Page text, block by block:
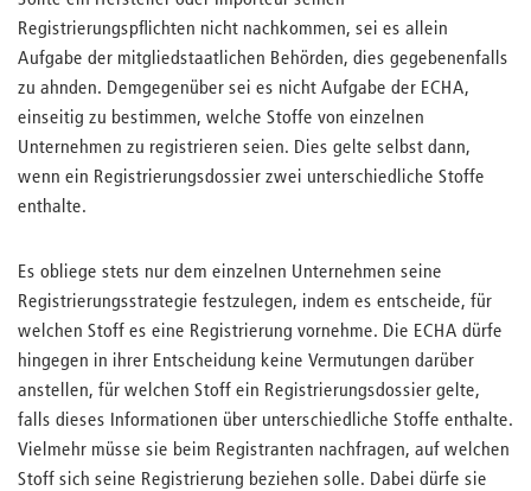
Registrierungspflichten nicht nachkommen, sei es allein
Aufgabe der mitgliedstaatlichen Behörden, dies gegebenenfalls
zu ahnden. Demgegenüber sei es nicht Aufgabe der ECHA,
einseitig zu bestimmen, welche Stoffe von einzelnen
Unternehmen zu registrieren seien. Dies gelte selbst dann,
wenn ein Registrierungsdossier zwei unterschiedliche Stoffe
enthalte.
Es obliege stets nur dem einzelnen Unternehmen seine
Registrierungsstrategie festzulegen, indem es entscheide, für
welchen Stoff es eine Registrierung vornehme. Die ECHA dürfe
hingegen in ihrer Entscheidung keine Vermutungen darüber
anstellen, für welchen Stoff ein Registrierungsdossier gelte,
falls dieses Informationen über unterschiedliche Stoffe enthalte.
Vielmehr müsse sie beim Registranten nachfragen, auf welchen
Stoff sich seine Registrierung beziehen solle. Dabei dürfe sie